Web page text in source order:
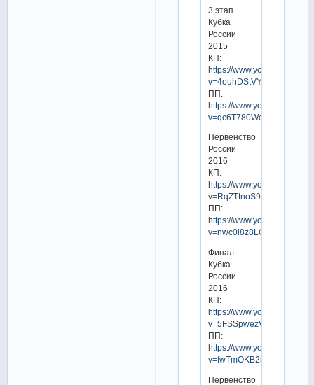
3 этап
Кубка
России
2015
КП:
https://www.youtube.com/
v=4ouhDStVYVo
ПП:
https://www.youtube.com/
v=qc6T780WcvE
Первенство
России
2016
КП:
https://www.youtube.com/
v=RqZTtnoS918
ПП:
https://www.youtube.com/
v=nwc0i8z8LQw
Финал
Кубка
России
2016
КП:
https://www.youtube.com/
v=5FSSpwezVXc
ПП:
https://www.youtube.com/
v=fwTmOKB2m7s
Первенство